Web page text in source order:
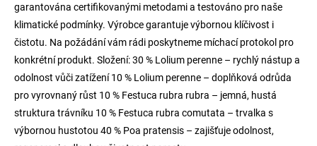
garantována certifikovanými metodami a testováno pro naše
klimatické podmínky. Výrobce garantuje výbornou klíčivost i
čistotu. Na požádání vám rádi poskytneme míchací protokol pro
konkrétní produkt. Složení: 30 % Lolium perenne – rychlý nástup a
odolnost vůči zatížení 10 % Lolium perenne – doplňková odrůda
pro vyrovnaný růst 10 % Festuca rubra rubra – jemná, hustá
struktura trávníku 10 % Festuca rubra comutata – trvalka s
výbornou hustotou 40 % Poa pratensis – zajišťuje odolnost,